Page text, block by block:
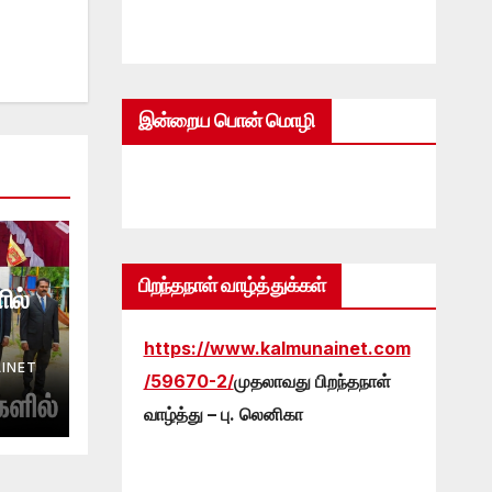
இன்றைய பொன் மொழி
பிறந்தநாள் வாழ்த்துக்கள்
https://www.kalmunainet.com
/59670-2/முதலாவது பிறந்தநாள்
வாழ்த்து – பு. லெனிகா